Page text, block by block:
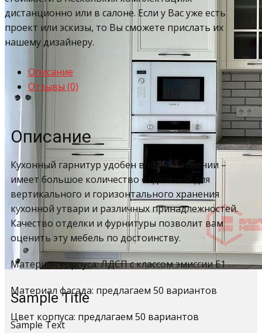
Sample Title
Sample Text
дистанционно или в салоне. Если у Вас уже есть
проект или эскизы, то Вы сможете прислать их
нашему дизайнеру.
Описание
Отзывы (0)
Описание
Кухонный гарнитур удобен в использовании –
имеет большое количество отделений для
вертикального и горизонтального хранения
кухонной утвари и различных принадлежностей.
Качество отделки и фурнитуры позволит вам
оценить эту мебель по достоинству.
Материал корпуса: ЛДСП с классом эмиссии Е1
Материал фасада: предлагаем 50 вариантов
Цвет корпуса: предлагаем 50 вариантов